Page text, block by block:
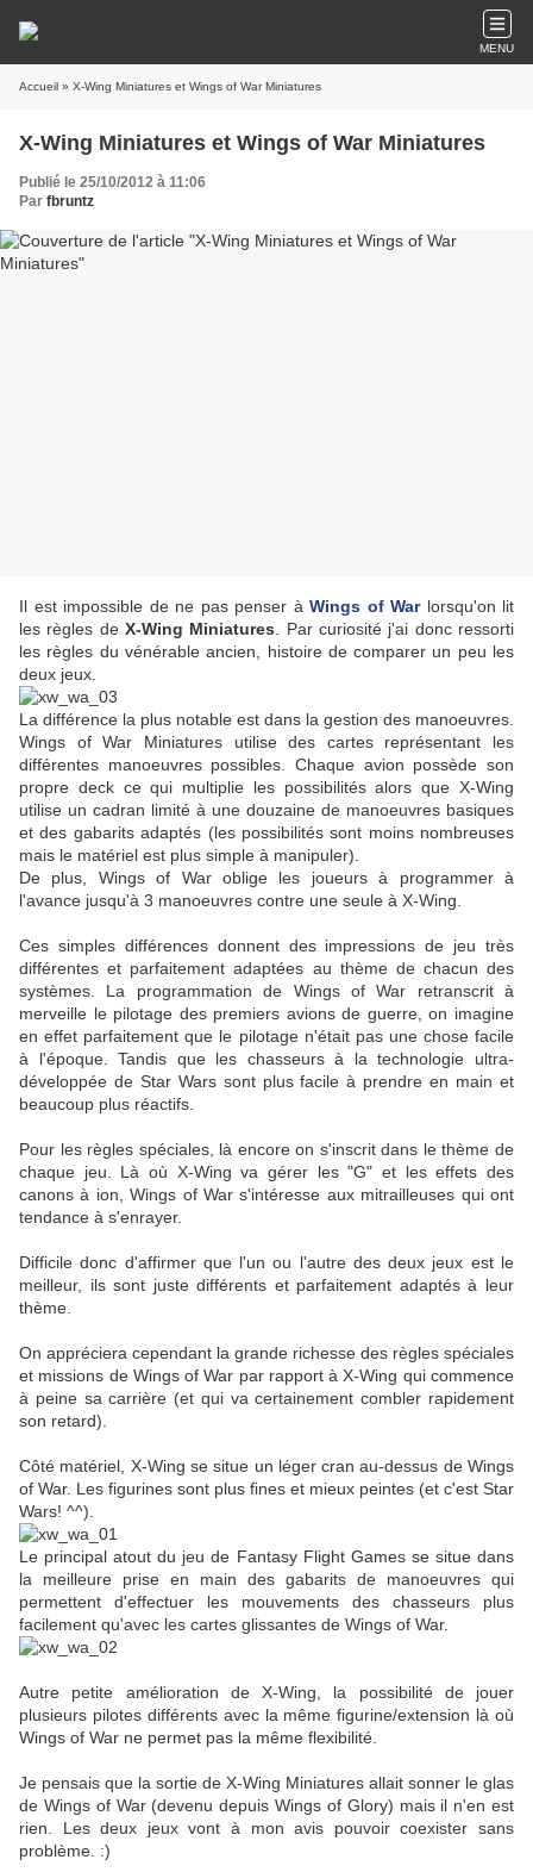
MENU
Accueil » X-Wing Miniatures et Wings of War Miniatures
X-Wing Miniatures et Wings of War Miniatures
Publié le 25/10/2012 à 11:06
Par fbruntz
Il est impossible de ne pas penser à Wings of Warlorsqu'on lit
les règles de X-Wing Miniatures . Par curiosité j'ai donc ressorti
les règles du vénérable ancien, histoire de comparer un peu les
deux jeux.
La différence la plus notable est dans la gestion des manoeuvres.
Wings of War Miniatures utilise des cartes représentant les
différentes manoeuvres possibles. Chaque avion possède son
propre deck ce qui multiplie les possibilités alors que X-Wing
utilise un cadran limité à une douzaine de manoeuvres basiques
et des gabarits adaptés (les possibilités sont moins nombreuses
mais le matériel est plus simple à manipuler).
De plus, Wings of War oblige les joueurs à programmer à
l'avance jusqu'à 3 manoeuvres contre une seule à X-Wing.
Ces simples différences donnent des impressions de jeu très
différentes et parfaitement adaptées au thème de chacun des
systèmes. La programmation de Wings of War retranscrit à
merveille le pilotage des premiers avions de guerre, on imagine
en effet parfaitement que le pilotage n'était pas une chose facile
à l'époque. Tandis que les chasseurs à la technologie ultra-
développée de Star Wars sont plus facile à prendre en main et
beaucoup plus réactifs.
Pour les règles spéciales, là encore on s'inscrit dans le thème de
chaque jeu. Là où X-Wing va gérer les "G" et les effets des
canons à ion, Wings of War s'intéresse aux mitrailleuses qui ont
tendance à s'enrayer.
Difficile donc d'affirmer que l'un ou l'autre des deux jeux est le
meilleur, ils sont juste différents et parfaitement adaptés à leur
thème.
On appréciera cependant la grande richesse des règles spéciales
et missions de Wings of War par rapport à X-Wing qui commence
à peine sa carrière (et qui va certainement combler rapidement
son retard).
Côté matériel, X-Wing se situe un léger cran au-dessus de Wings
of War. Les figurines sont plus fines et mieux peintes (et c'est Star
Wars! ^^).
Le principal atout du jeu de Fantasy Flight Games se situe dans
la meilleure prise en main des gabarits de manoeuvres qui
permettent d'effectuer les mouvements des chasseurs plus
facilement qu'avec les cartes glissantes de Wings of War.
Autre petite amélioration de X-Wing, la possibilité de jouer
plusieurs pilotes différents avec la même figurine/extension là où
Wings of War ne permet pas la même flexibilité.
Je pensais que la sortie de X-Wing Miniatures allait sonner le glas
de Wings of War (devenu depuis Wings of Glory) mais il n'en est
rien. Les deux jeux vont à mon avis pouvoir coexister sans
problème. :)